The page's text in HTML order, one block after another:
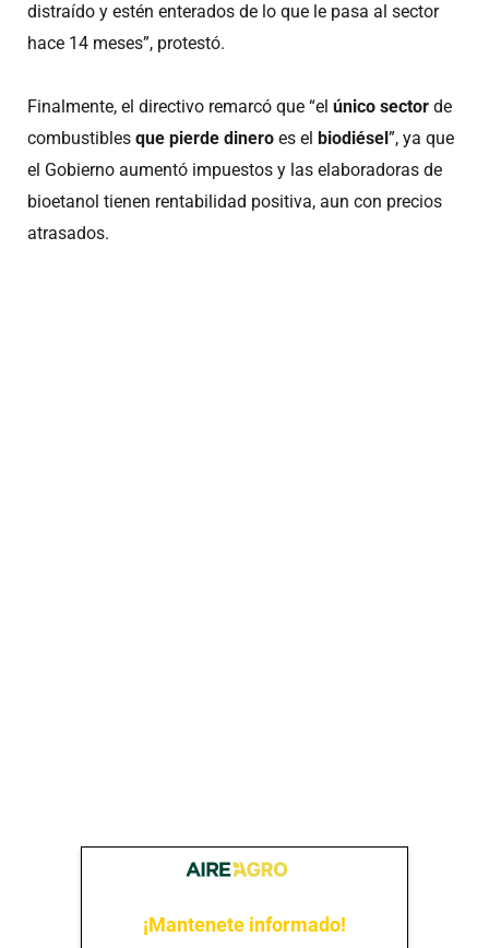
distraído y estén enterados de lo que le pasa al sector
hace 14 meses”, protestó.
Finalmente, el directivo remarcó que “el único sector de
combustibles que pierde dinero es el biodiésel ”, ya que
el Gobierno aumentó impuestos y las elaboradoras de
bioetanol tienen rentabilidad positiva, aun con precios
atrasados.
¡Mantenete informado!